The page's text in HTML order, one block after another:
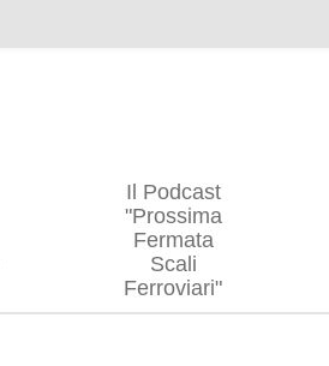
Il Podcast
"Prossima
Fermata
Scali
Ferroviari"